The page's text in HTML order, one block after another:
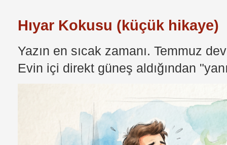
Hıyar Kokusu (küçük hikaye)
Yazın en sıcak zamanı. Temmuz
Evin içi direkt güneş aldığından